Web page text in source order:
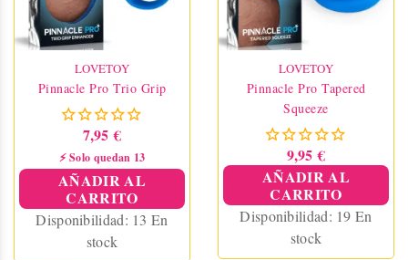
LOVETOY
Pinnacle Pro Trio Grip
7,95 €
⚡ Solo quedan 13
AÑADIR AL
CARRITO
Disponibilidad: 13 En
stock
LOVETOY
Pinnacle Pro Tapered
Squeeze
9,95 €
AÑADIR AL
CARRITO
Disponibilidad: 19 En
stock